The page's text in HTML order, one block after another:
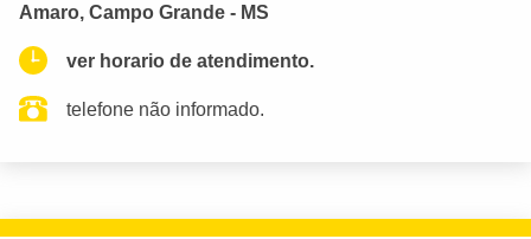
Amaro, Campo Grande - MS
ver horario de atendimento.
telefone não informado.